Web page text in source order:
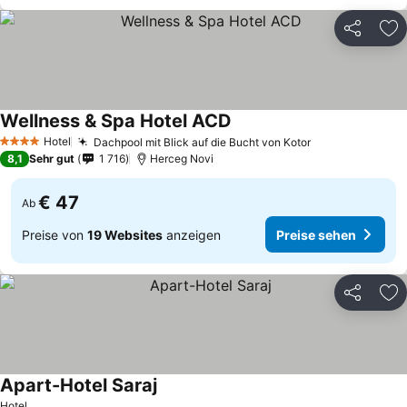
Teilen
4 Sterne Hotel Dachpool mit Blick auf die Bucht von KotorPreise sehen
Wellness & Spa Hotel ACD
8,1 Sehr gut 1 716 Herceg Novi
Ab € 47
Preise von 19 Websites anzeigen Preise sehen
Teilen
Apart-Hotel SarajPreise sehen